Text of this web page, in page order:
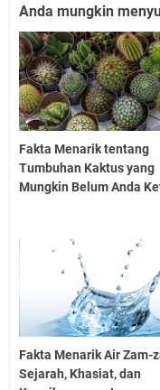
Anda mungkin
Fakta Menarik tentang
Tumbuhan Kaktus yang
Mungkin Belum Anda
Fakta Menarik Air Zam-
Sejarah, Khasiat, dan